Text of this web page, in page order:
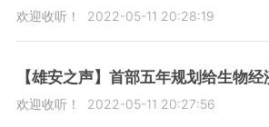
欢迎收听！ 2022-05-11 20:28:19
【雄安之声】首部五年规划给生物经
欢迎收听！ 2022-05-11 20:27:56